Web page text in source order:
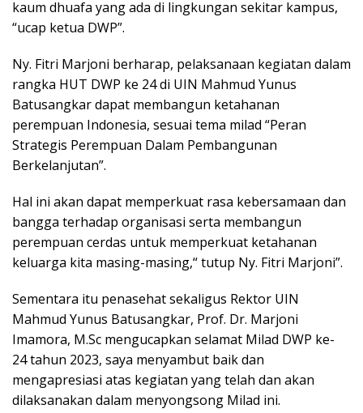
kaum dhuafa yang ada di lingkungan sekitar kampus,
“ucap ketua DWP”.
Ny. Fitri Marjoni berharap, pelaksanaan kegiatan dalam
rangka HUT DWP ke 24 di UIN Mahmud Yunus
Batusangkar dapat membangun ketahanan
perempuan Indonesia, sesuai tema milad “Peran
Strategis Perempuan Dalam Pembangunan
Berkelanjutan”.
Hal ini akan dapat memperkuat rasa kebersamaan dan
bangga terhadap organisasi serta membangun
perempuan cerdas untuk memperkuat ketahanan
keluarga kita masing-masing,“ tutup Ny. Fitri Marjoni”.
Sementara itu penasehat sekaligus Rektor UIN
Mahmud Yunus Batusangkar, Prof. Dr. Marjoni
Imamora, M.Sc mengucapkan selamat Milad DWP ke-
24 tahun 2023, saya menyambut baik dan
mengapresiasi atas kegiatan yang telah dan akan
dilaksanakan dalam menyongsong Milad ini.